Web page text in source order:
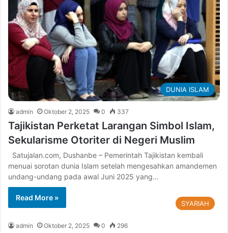
DUNIA ISLAM
admin Oktober 2, 2025 0 337
Tajikistan Perketat Larangan Simbol Islam,
Sekularisme Otoriter di Negeri Muslim
Satujalan.com, Dushanbe – Pemerintah Tajikistan kembali
menuai sorotan dunia Islam setelah mengesahkan amandemen
undang-undang pada awal Juni 2025 yang…
Read More »
SYARIAH
admin Oktober 2, 2025 0 296